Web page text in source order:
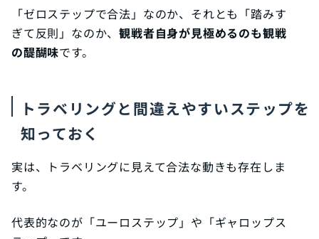
「ゼロステップで合法」なのか、それとも「踏みす
ぎて反則」なのか、観戦者自身が見極めるのも観戦
の醍醐味です。
トラベリングと間違えやすいステップを
知っておく
実は、トラベリングに見えて合法な動きも存在しま
す。
代表的なのが「ユーロステップ」や「ギャロップス